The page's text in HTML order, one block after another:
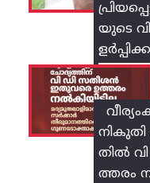
യുടെ
തിൽ
ത്തരം